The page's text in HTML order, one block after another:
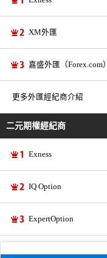
XM外匯
嘉盛外匯（Forex.com）
更多外匯經紀商介紹
二元期權經紀商
Exness
IQ Option
ExpertOption